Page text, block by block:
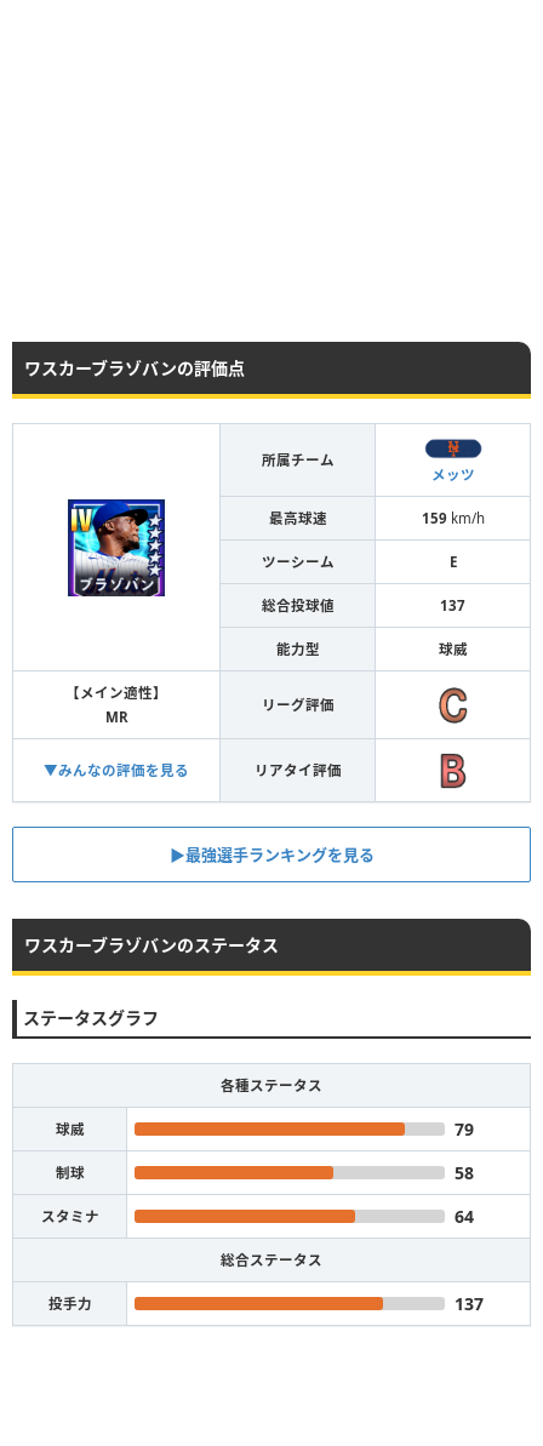
ワスカーブラゾバンの評価点
所属チーム
メッツ
最高球速 159km/h
ツーシーム E
総合投球値 137
能力型 球威
【メイン適性】
MR
リーグ評価
▼みんなの評価を見る リアタイ評価
▶︎最強選手ランキングを見る
ワスカーブラゾバンのステータス
ステータスグラフ
各種ステータス
球威 79
制球 58
スタミナ 64
総合ステータス
投手力 137